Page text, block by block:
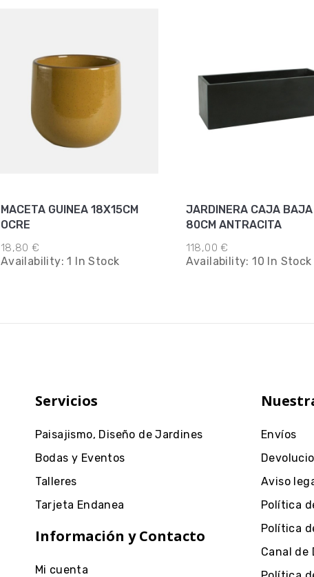
MACETA GUINEA 18X15CM
OCRE
18,80 €
Availability:1 In Stock
JARDINERA CAJA BAJA
80CM ANTRACITA
118,00 €
Availability:10 In Stock
Servicios
Paisajismo, Diseño de Jardines
Bodas y Eventos
Talleres
Tarjeta Endanea
Información y Contacto
Mi cuenta
Envíos
Aviso
Política
Política
Canal de